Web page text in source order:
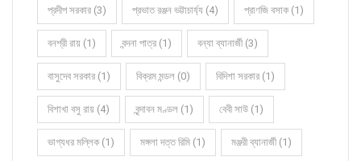
প্রদীপ সরকার (3) প্রভাত রঞ্জন ভট্টাচার্য্য (4) প্রাণজি বসাক (1)
বনশ্রী রায় (1) বন্দনা পাত্র (1) বন্যা ব্যানার্জী (3)
বাসুদেব সরকার (1) বিক্রম মন্ডল (0) বিদিশা সরকার (1)
বিশাখা বসু রায় (4) বৃন্দাবন মণ্ডল (1) বেবী সাউ (1)
ভাগ্যধর মল্লিক (1) মঙ্গলা দত্ত রিমি (1) মঞ্জরী ব্যানার্জী (1)